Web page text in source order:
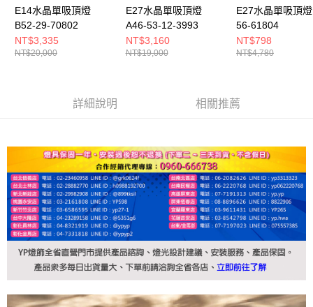
E14水晶單吸頂燈
B52-29-70802
NT$3,335
NT$20,000
E27水晶單吸頂燈
A46-53-12-3993
NT$3,160
NT$19,000
E27水晶單吸頂
56-61804
NT$798
NT$4,780
詳細說明 相關推薦